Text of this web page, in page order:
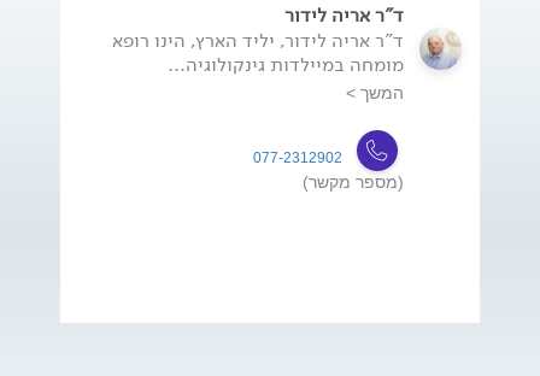
ד"ר אריה לידור
ד"ר אריה לידור, יליד הארץ, הינו רופא
מומחה במיילדות גינקולוגיה...
המשך >
077-2312902
(מספר מקשר)